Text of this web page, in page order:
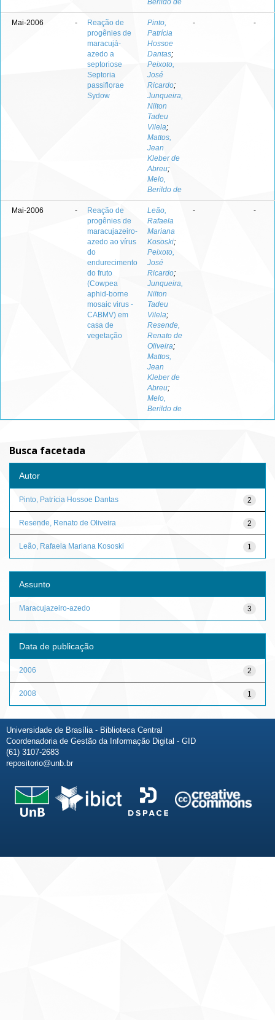
Berildo de
Mai-2006 -
Reação de
progênies de
maracujá-
azedo a
septoriose
Septoria
passiflorae
Sydow
Pinto,
Patrícia
Hossoe
Dantas;
Peixoto,
José
Ricardo;
Junqueira,
Nilton
Tadeu
Vilela;
Mattos,
Jean
Kleber de
Abreu;
Melo,
Berildo de
- -
Mai-2006 -
Reação de
progênies de
maracujazeiro-
azedo ao vírus
do
endurecimento
do fruto
(Cowpea
aphid-borne
mosaic virus -
CABMV) em
casa de
vegetação
Leão,
Rafaela
Mariana
Kososki;
Peixoto,
José
Ricardo;
Junqueira,
Nilton
Tadeu
Vilela;
Resende,
Renato de
Oliveira;
Mattos,
Jean
Kleber de
Abreu;
Melo,
Berildo de
- -
Busca facetada
Autor
2
Pinto, Patrícia Hossoe Dantas
2
Resende, Renato de Oliveira
1
Leão, Rafaela Mariana Kososki
Assunto
3
Maracujazeiro-azedo
Data de publicação
2
2006
1
2008
Universidade de Brasília - Biblioteca Central
Coordenadoria de Gestão da Informação Digital - GID
(61) 3107-2683
repositorio@unb.br